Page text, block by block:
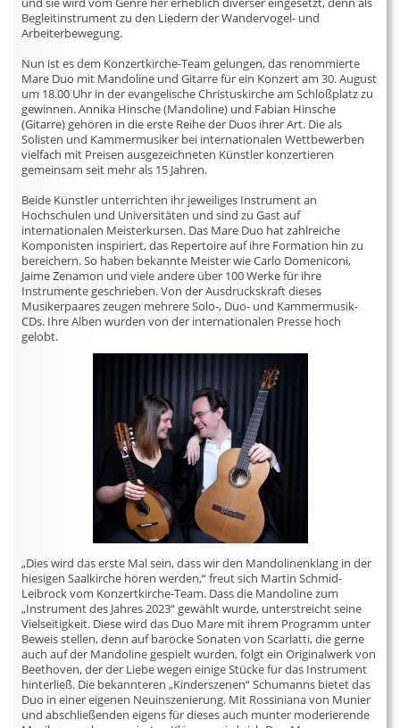
Begleitinstrument zu den Liedern der Wandervogel- und
Arbeiterbewegung.
Nun ist es dem Konzertkirche-Team gelungen, das renommierte
Mare Duo mit Mandoline und Gitarre für ein Konzert am 30. August
um 18.00 Uhr in der evangelische Christuskirche am Schloßplatz zu
gewinnen. Annika Hinsche (Mandoline) und Fabian Hinsche
(Gitarre) gehören in die erste Reihe der Duos ihrer Art. Die als
Solisten und Kammermusiker bei internationalen Wettbewerben
vielfach mit Preisen ausgezeichneten Künstler konzertieren
gemeinsam seit mehr als 15 Jahren.
Beide Künstler unterrichten ihr jeweiliges Instrument an
Hochschulen und Universitäten und sind zu Gast auf
internationalen Meisterkursen. Das Mare Duo hat zahlreiche
Komponisten inspiriert, das Repertoire auf ihre Formation hin zu
bereichern. So haben bekannte Meister wie Carlo Domeniconi,
Jaime Zenamon und viele andere über 100 Werke für ihre
Instrumente geschrieben. Von der Ausdruckskraft dieses
Musikerpaares zeugen mehrere Solo-, Duo- und Kammermusik-
CDs. Ihre Alben wurden von der internationalen Presse hoch
gelobt.
„Dies wird das erste Mal sein, dass wir den Mandolinenklang in der
hiesigen Saalkirche hören werden,“ freut sich Martin Schmid-
Leibrock vom Konzertkirche-Team. Dass die Mandoline zum
„Instrument des Jahres 2023“ gewählt wurde, unterstreicht seine
Vielseitigkeit. Diese wird das Duo Mare mit ihrem Programm unter
Beweis stellen, denn auf barocke Sonaten von Scarlatti, die gerne
auch auf der Mandoline gespielt wurden, folgt ein Originalwerk von
Beethoven, der der Liebe wegen einige Stücke für das Instrument
hinterließ. Die bekannteren „Kinderszenen“ Schumanns bietet das
Duo in einer eigenen Neuinszenierung. Mit Rossiniana von Munier
und abschließenden eigens für dieses auch munter moderierende